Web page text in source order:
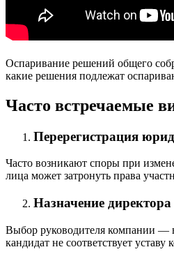
Оспаривание решений общего
какие решения подлежат
Часто встречаемые
Перерегистрация
Часто возникают споры при
лица может затронуть права
Назначение директора
Выбор руководителя компании —
кандидат не соответствует